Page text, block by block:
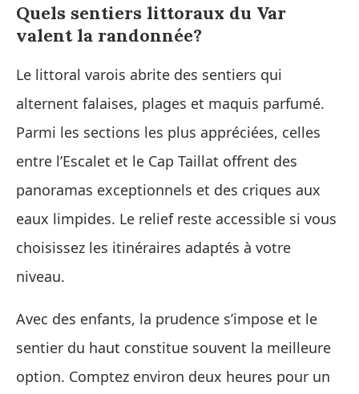
Quels sentiers littoraux du Var
valent la randonnée?
Le littoral varois abrite des sentiers qui
alternent falaises, plages et maquis parfumé.
Parmi les sections les plus appréciées, celles
entre l’Escalet et le Cap Taillat offrent des
panoramas exceptionnels et des criques aux
eaux limpides. Le relief reste accessible si vous
choisissez les itinéraires adaptés à votre
niveau.
Avec des enfants, la prudence s’impose et le
sentier du haut constitue souvent la meilleure
option. Comptez environ deux heures pour un